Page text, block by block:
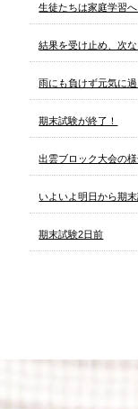
生徒たちは家庭学習へ
結果を受け止め、次
雨にも負けず元気に
期末試験が終了！
出雲ブロック大会の
いよいよ明日から期
期末試験2日前